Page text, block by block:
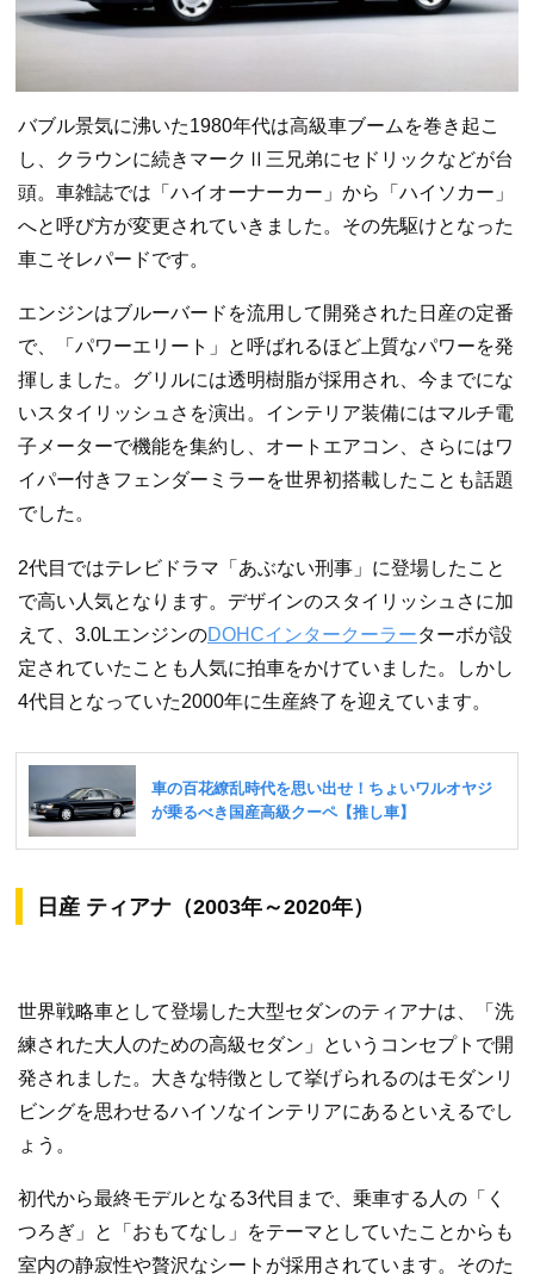
バブル景気に沸いた1980年代は高級車ブームを巻き起こ
し、クラウンに続きマークⅡ三兄弟にセドリックなどが台
頭。車雑誌では「ハイオーナーカー」から「ハイソカー」
へと呼び方が変更されていきました。その先駆けとなった
車こそレパードです。
エンジンはブルーバードを流用して開発された日産の定番
で、「パワーエリート」と呼ばれるほど上質なパワーを発
揮しました。グリルには透明樹脂が採用され、今までにな
いスタイリッシュさを演出。インテリア装備にはマルチ電
子メーターで機能を集約し、オートエアコン、さらにはワ
イパー付きフェンダーミラーを世界初搭載したことも話題
でした。
2代目ではテレビドラマ「あぶない刑事」に登場したこと
で高い人気となります。デザインのスタイリッシュさに加
えて、3.0LエンジンのDOHCインタークーラーターボが設
定されていたことも人気に拍車をかけていました。しかし
4代目となっていた2000年に生産終了を迎えています。
日産 ティアナ（2003年～2020年）
世界戦略車として登場した大型セダンのティアナは、「洗
練された大人のための高級セダン」というコンセプトで開
発されました。大きな特徴として挙げられるのはモダンリ
ビングを思わせるハイソなインテリアにあるといえるでし
ょう。
初代から最終モデルとなる3代目まで、乗車する人の「く
つろぎ」と「おもてなし」をテーマとしていたことからも
室内の静寂性や贅沢なシートが採用されています。そのた